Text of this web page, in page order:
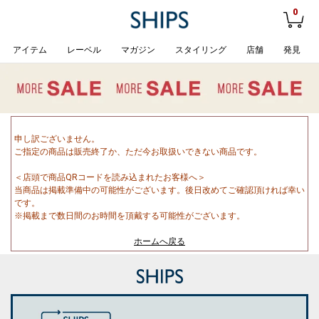
0
アイテム レーベル マガジン スタイリング 店舗 発見
申し訳ございません。
ご指定の商品は販売終了か、ただ今お取扱いできない商品です。
＜店頭で商品QRコードを読み込まれたお客様へ＞
当商品は掲載準備中の可能性がございます。後日改めてご確認頂ければ幸い
です。
※掲載まで数日間のお時間を頂戴する可能性がございます。
ホームへ戻る